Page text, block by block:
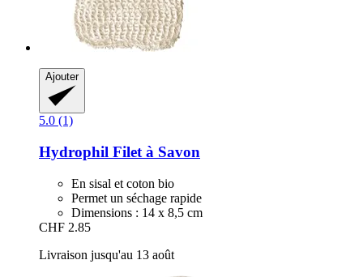
Ajouter
5.0 (1)
Hydrophil Filet à Savon
En sisal et coton bio
Permet un séchage rapide
Dimensions : 14 x 8,5 cm
CHF 2.85
Livraison jusqu'au 13 août